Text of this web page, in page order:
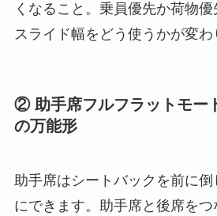
くなること。乗員優先か荷物
スライド幅をどう使うかが変わ
② 助手席フルフラットモー
の万能形
助手席はシートバックを前に倒
にできます。助手席と後席を